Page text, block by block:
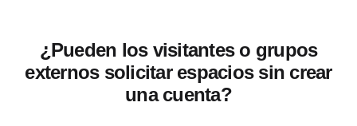
¿Pueden los visitantes o grupos
externos solicitar espacios sin crear
una cuenta?